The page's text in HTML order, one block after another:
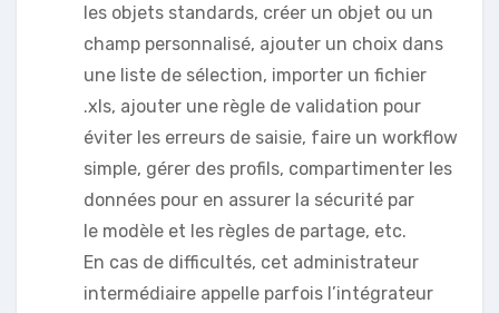
les objets standards, créer un objet ou un
champ personnalisé, ajouter un choix dans
une liste de sélection, importer un fichier
.xls, ajouter une règle de validation pour
éviter les erreurs de saisie, faire un workflow
simple, gérer des profils, compartimenter les
données pour en assurer la sécurité par
le modèle et les règles de partage, etc.
En cas de difficultés, cet administrateur
intermédiaire appelle parfois l’intégrateur